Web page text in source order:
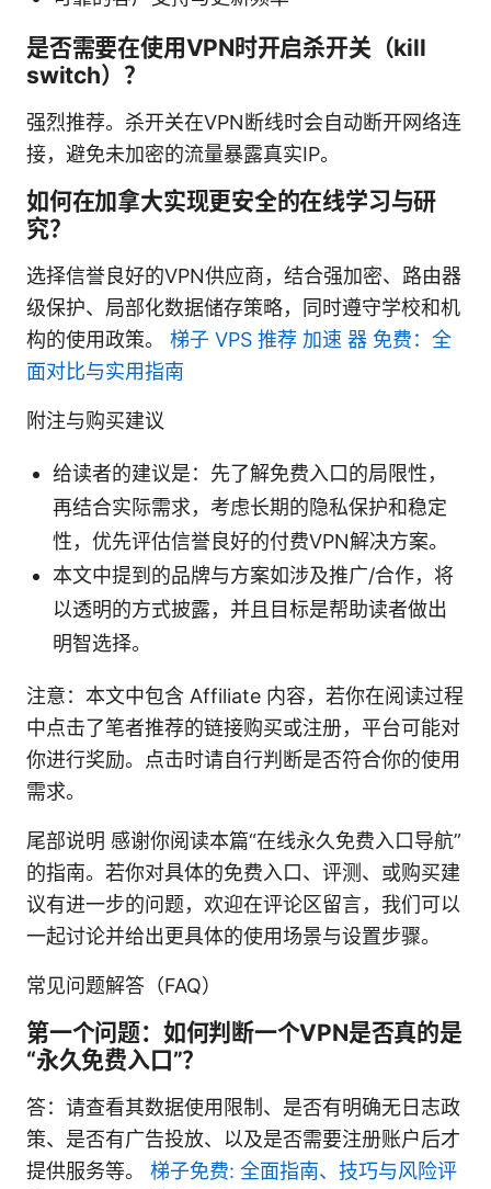
是否需要在使用VPN时开启杀开关（kill
switch）？
强烈推荐。杀开关在VPN断线时会自动断开网络连
接，避免未加密的流量暴露真实IP。
如何在加拿大实现更安全的在线学习与研
究？
选择信誉良好的VPN供应商，结合强加密、路由器
级保护、局部化数据储存策略，同时遵守学校和机
构的使用政策。 梯子 VPS 推荐 加速 器 免费：全
面对比与实用指南
附注与购买建议
给读者的建议是：先了解免费入口的局限性，
再结合实际需求，考虑长期的隐私保护和稳定
性，优先评估信誉良好的付费VPN解决方案。
本文中提到的品牌与方案如涉及推广/合作，将
以透明的方式披露，并且目标是帮助读者做出
明智选择。
注意：本文中包含 Affiliate 内容，若你在阅读过程
中点击了笔者推荐的链接购买或注册，平台可能对
你进行奖励。点击时请自行判断是否符合你的使用
需求。
尾部说明 感谢你阅读本篇“在线永久免费入口导航”
的指南。若你对具体的免费入口、评测、或购买建
议有进一步的问题，欢迎在评论区留言，我们可以
一起讨论并给出更具体的使用场景与设置步骤。
常见问题解答（FAQ）
第一个问题：如何判断一个VPN是否真的是
“永久免费入口”？
答：请查看其数据使用限制、是否有明确无日志政
策、是否有广告投放、以及是否需要注册账户后才
提供服务等。 梯子免费: 全面指南、技巧与风险评